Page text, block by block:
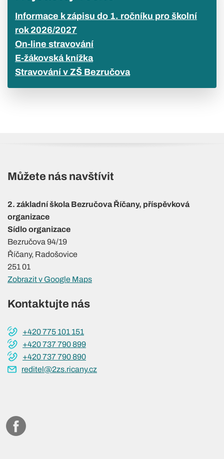
Informace k zápisu do 1. ročníku pro školní
rok 2026/2027
On-line stravování
E-žákovská knížka
Stravování v ZŠ Bezručova
Můžete nás navštívit
2. základní škola Bezručova Říčany, příspěvková
organizace
Sídlo organizace
Bezručova 94/19
Říčany, Radošovice
251 01
Zobrazit v Google Maps
Kontaktujte nás
+420 775 101 151
+420 737 790 899
+420 737 790 890
reditel@2zs.ricany.cz